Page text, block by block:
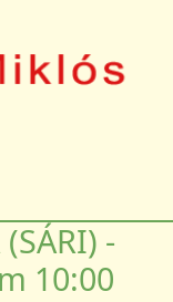
-
10:00